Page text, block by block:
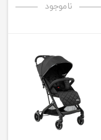
ناموجود